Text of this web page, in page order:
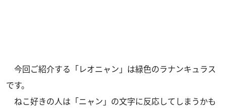
今回ご紹介する「レオニャン」は緑色のラナンキュラス
です。
ねこ好きの人は「ニャン」の文字に反応してしまうかも